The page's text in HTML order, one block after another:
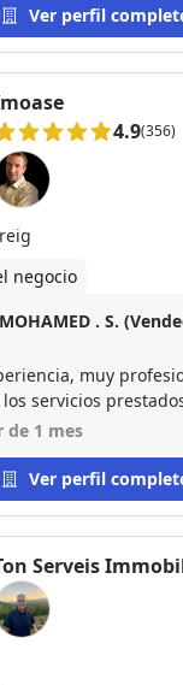
Ver perfil
4.9(356)
negocio
. S.
muy
servicios
de 1 mes
Ver perfil
Serveis